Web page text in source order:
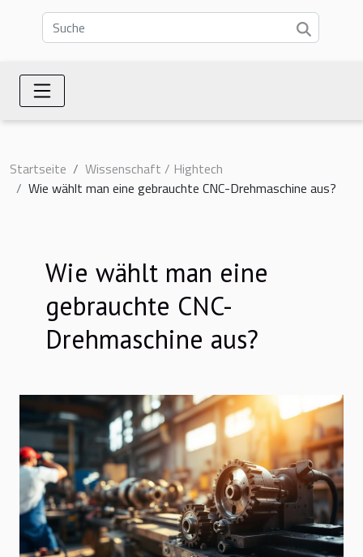
Startseite
Wissenschaft / Hightech
Wie wählt man eine gebrauchte CNC-Drehmaschine aus?
Wie wählt man eine
gebrauchte CNC-
Drehmaschine aus?